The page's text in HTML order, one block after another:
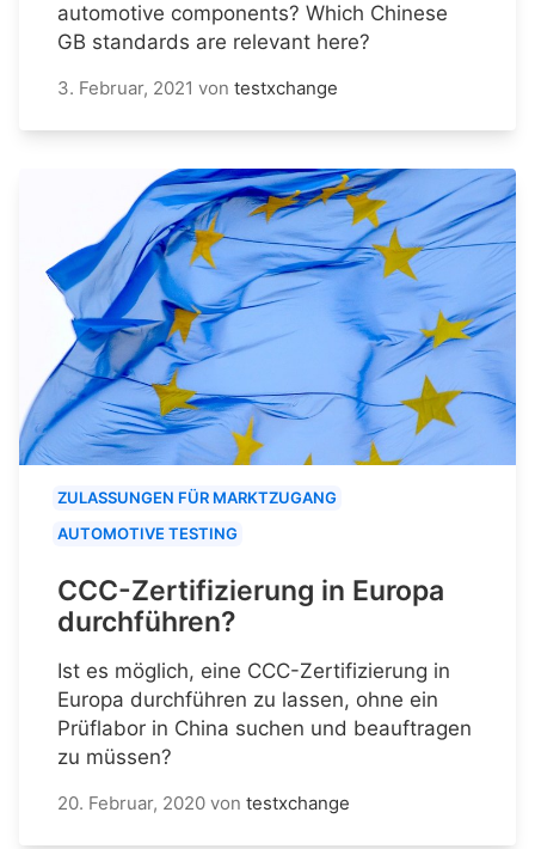
automotive components? Which Chinese
GB standards are relevant here?
3. Februar, 2021 von testxchange
ZULASSUNGEN FÜR MARKTZUGANG
AUTOMOTIVE TESTING
CCC-Zertifizierung in Europa
durchführen?
Ist es möglich, eine CCC-Zertifizierung in
Europa durchführen zu lassen, ohne ein
Prüflabor in China suchen und beauftragen
zu müssen?
20. Februar, 2020 von testxchange